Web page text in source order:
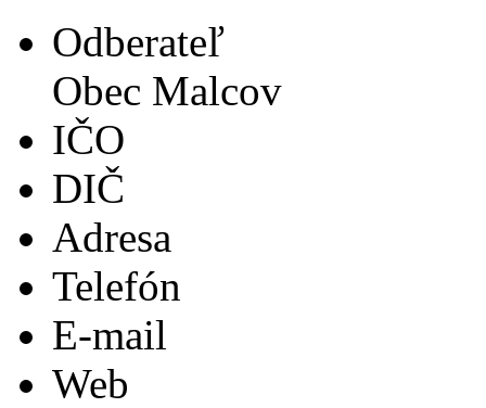
Odberateľ
Obec Malcov
IČO
DIČ
Adresa
Telefón
E-mail
Web